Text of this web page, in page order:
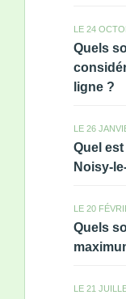
LE 24
Quels
ligne ?
LE 26
Quel
Noisy-
LE 20
Quels
LE 21